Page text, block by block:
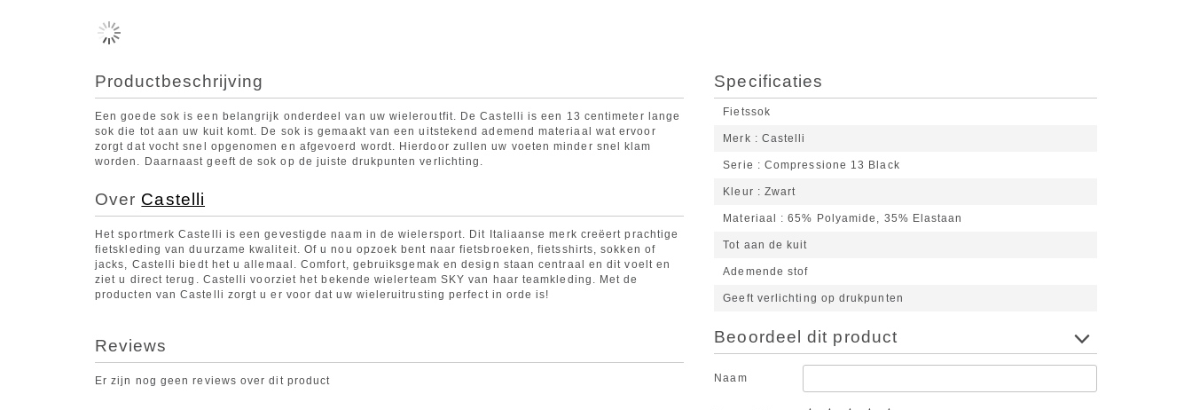
Productbeschrijving
Een goede sok is een belangrijk onderdeel van uw wieleroutfit. De Castelli is een 13 centimeter lange
sok die tot aan uw kuit komt. De sok is gemaakt van een uitstekend ademend materiaal wat ervoor
zorgt dat vocht snel opgenomen en afgevoerd wordt. Hierdoor zullen uw voeten minder snel klam
worden. Daarnaast geeft de sok op de juiste drukpunten verlichting.
Over Castelli
Het sportmerk Castelli is een gevestigde naam in de wielersport. Dit Italiaanse merk creëert prachtige
fietskleding van duurzame kwaliteit. Of u nou opzoek bent naar fietsbroeken, fietsshirts, sokken of
jacks, Castelli biedt het u allemaal. Comfort, gebruiksgemak en design staan centraal en dit voelt en
ziet u direct terug. Castelli voorziet het bekende wielerteam SKY van haar teamkleding. Met de
producten van Castelli zorgt u er voor dat uw wieleruitrusting perfect in orde is!
Specificaties
Fietssok
Merk Castelli
Serie Compressione 13 Black
Kleur Zwart
Materiaal 65% Polyamide, 35% Elastaan
Tot aan de kuit
Ademende stof
Geeft verlichting op drukpunten
Reviews
Er zijn nog geen reviews over dit product
Beoordeel dit product
Naam